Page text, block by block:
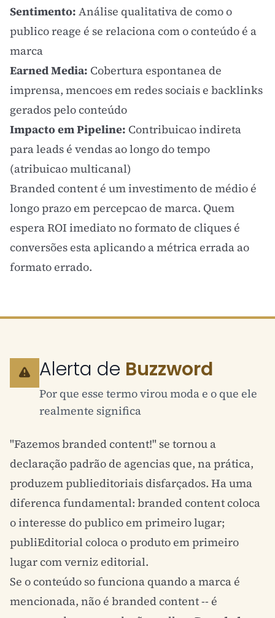
Sentimento: Análise qualitativa de como o
publico reage é se relaciona com o conteúdo é a
marca
Earned Media: Cobertura espontanea de
imprensa, mencoes em redes sociais e backlinks
gerados pelo conteúdo
Impacto em Pipeline: Contribuicao indireta
para leads é vendas ao longo do tempo
(atribuicao multicanal)
Branded content é um investimento de médio é
longo prazo em percepcao de marca. Quem
esperaROI imediato no formato de cliques é
conversões esta aplicando a métrica errada ao
formato errado.
Alerta de Buzzword
Por que esse termo virou moda e o que ele
realmente significa
"Fazemos branded content!" se tornou a
declaração padrão de agencias que, na prática,
produzem publieditoriais disfarçados. Ha uma
diferenca fundamental: branded content coloca
o interesse do publico em primeiro lugar;
publiEditorial coloca o produto em primeiro
lugar com verniz editorial.
Se o conteúdo so funciona quando a marca é
mencionada, não é branded content -- é